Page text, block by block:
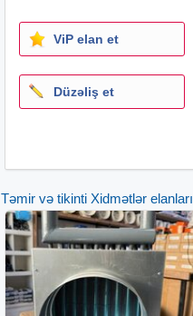
ViP elan et
Düzəliş et
Təmir və tikinti Xidmətlər elanları